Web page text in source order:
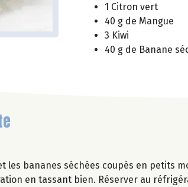
1 Citron vert
40 g de Mangue
3 Kiwi
40 g de Banane
les bananes séchées coupés en petits
en tassant bien. Réserver au